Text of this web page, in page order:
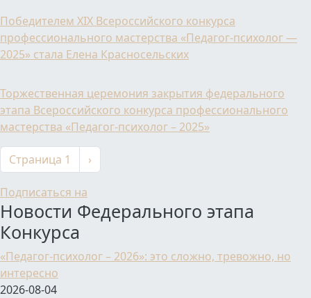
Победителем XIX Всероссийского конкурса
профессионального мастерства «Педагог-психолог —
2025» стала Елена Красносельских
Торжественная церемония закрытия федерального
этапа Всероссийского конкурса профессионального
мастерства «Педагог-психолог – 2025»
Нумерация страниц
Страница 1 Следующая страница
›
Подписаться на
Новости Федерального этапа
Конкурса
«Педагог-психолог – 2026»: это сложно, тревожно, но
интересно
2026-08-04